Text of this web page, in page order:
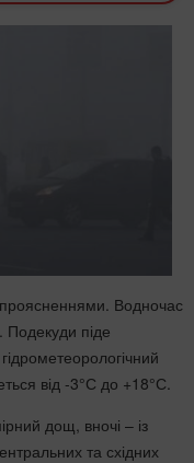
Водночас
Подекуди піде
від -3°С до +18°С.
дощ, вночі – із
та східних